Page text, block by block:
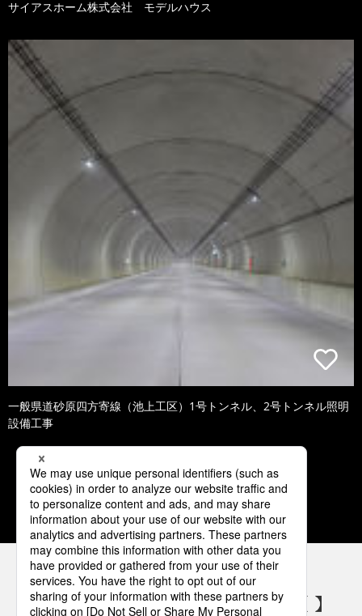
サイアスホーム株式会社 モデルハウス
一般県道砂原四方寄線（池上工区）1号トンネル、2号トンネル照明
設備工事
1 2 3 4 5
パナソニックの電気設備 SNSアカウント